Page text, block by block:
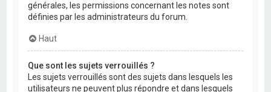
générales, les permissions concernant les notes sont
définies par les administrateurs du forum.
Haut
Que sont les sujets verrouillés ?
Les sujets verrouillés sont des sujets dans lesquels les
utilisateurs ne peuvent plus répondre et dans lesquels